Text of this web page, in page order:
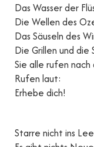
Das Wasser der
Die Wellen des
Das Säuseln des
Die Grillen und die
Sie alle rufen nach
Rufen laut:
Erhebe dich!
Starre nicht ins